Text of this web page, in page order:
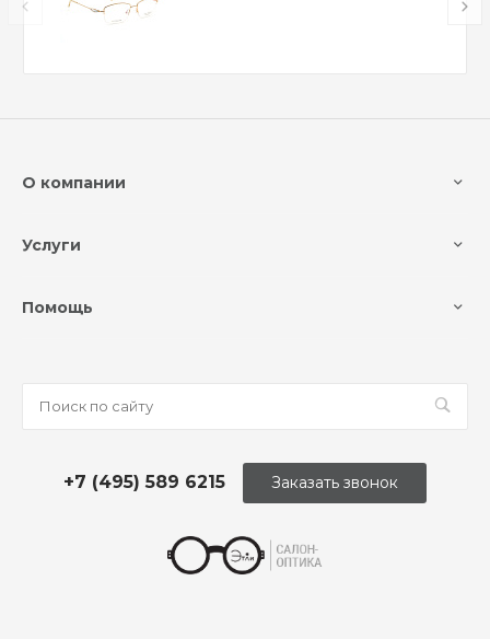
О компании
Услуги
Помощь
+7 (495) 589 6215 Заказать звонок